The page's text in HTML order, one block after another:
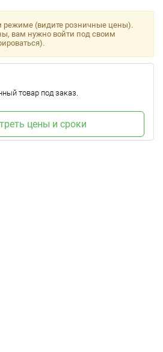
режиме (видите розничные цены).
вам нужно войти под своим
товар под заказ.
цены и сроки